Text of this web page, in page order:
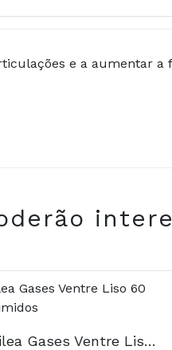
e a aumentar
Aquilea Gases Ventre Liso 60 Comprimidos